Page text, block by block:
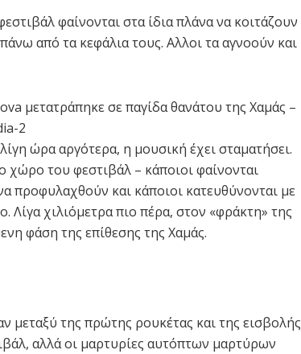
φαίνονται στα ίδια πλάνα να κοιτάζουν
από τα κεφάλια τους. Αλλοι τα αγνοούν και
ώρα αργότερα, η μουσική έχει σταματήσει.
του φεστιβάλ – κάποιοι φαίνονται
προφυλαχθούν και κάποιοι κατευθύνονται με
Λίγα χιλιόμετρα πιο πέρα, στον «φράκτη» της
φάση της επίθεσης της Χαμάς.
μεταξύ της πρώτης ρουκέτας και της εισβολής
αλλά οι μαρτυρίες αυτόπτων μαρτύρων